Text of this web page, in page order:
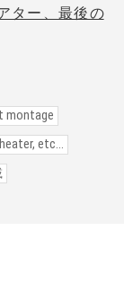
ター、最後の
montage
etc...